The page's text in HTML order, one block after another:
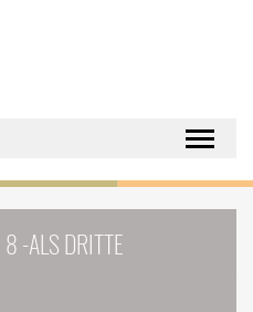
Toggle
-ALS DRITTE